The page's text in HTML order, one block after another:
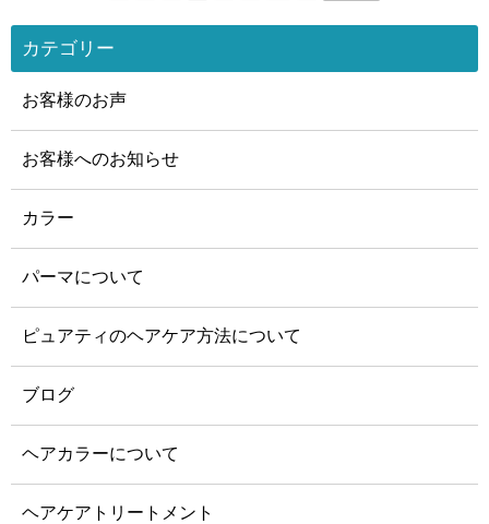
カテゴリー
お客様のお声
お客様へのお知らせ
カラー
パーマについて
ピュアティのヘアケア方法について
ブログ
ヘアカラーについて
ヘアケアトリートメント